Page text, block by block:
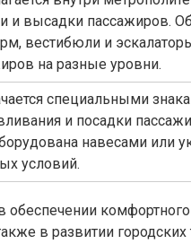
и высадки пассажиров.
вестибюли и
на разные уровни.
специальными
и посадки
навесами или
условий.
комфортного
в развитии городских